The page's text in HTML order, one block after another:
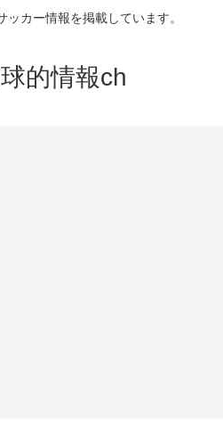
ッカー情報を掲載しています。
的情報ch